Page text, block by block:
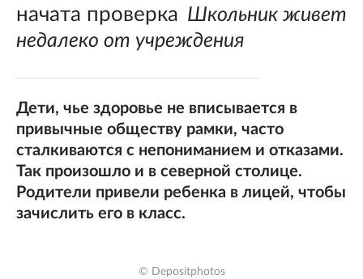
начата проверка Школьник живет
недалеко от учреждения
Дети, чье здоровье не вписывается в
привычные обществу рамки, часто
сталкиваются с непониманием и отказами.
Так произошло и в северной столице.
Родители привели ребенка в лицей, чтобы
зачислить его в класс.
© Depositphotos